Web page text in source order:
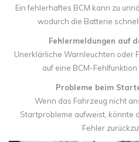
Ein fehlerhaftes BCM kann zu
wodurch die Batterie
Fehlermeldungen auf
Unerklärliche Warnleuchten oder
auf eine BCM-
Probleme beim
Wenn das Fahrzeug nicht
Startprobleme aufweist, könnte
Fehler